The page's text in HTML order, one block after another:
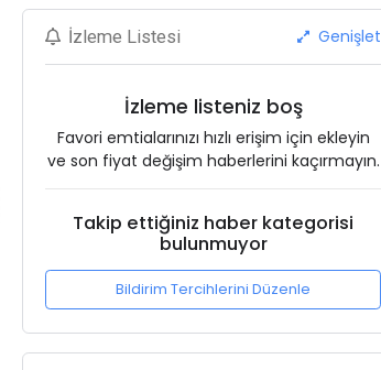
İzleme Listesi Genişlet
İzleme listeniz boş
Favori emtialarınızı hızlı erişim için ekleyin
ve son fiyat değişim haberlerini kaçırmayın.
Takip ettiğiniz haber kategorisi
bulunmuyor
Bildirim Tercihlerini Düzenle